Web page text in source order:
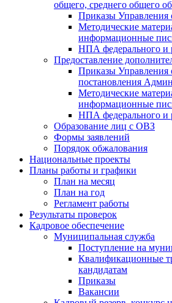
общего, среднего общего
Приказы Управления
Методические
информационные
НПА федерального и
Предоставление
Приказы Управления
постановления
Методические
информационные
НПА федерального и
Образование лиц с ОВЗ
Формы заявлений
Порядок обжалования
Национальные проекты
Планы работы и графики
План на месяц
План на год
Регламент работы
Результаты проверок
Кадровое обеспечение
Муниципальная служба
Поступление на
Квалификационные
кандидатам
Приказы
Вакансии